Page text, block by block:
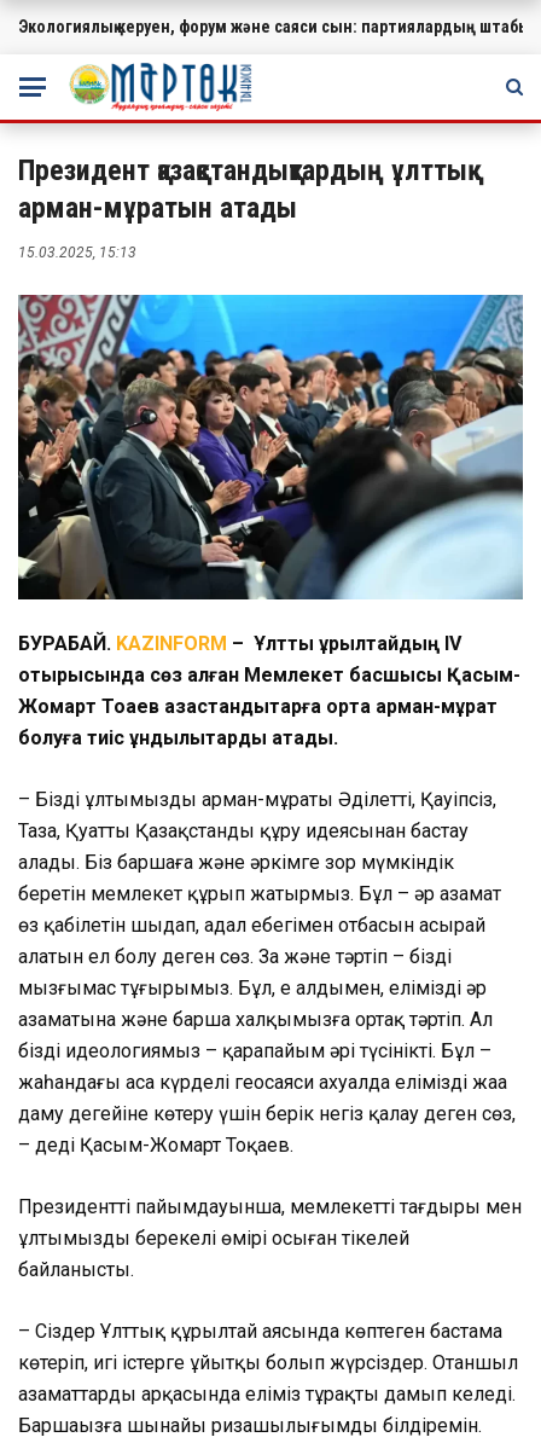
МАҢЫЗДЫ
Экологиялық керуен, форум және саяси сын: партиялардың
Президент қазақстандықтардың ұлттық
арман-мұратын атады
15.03.2025, 15:13
БУРАБАЙ. KAZINFORM – Ұлттық құрылтайдың ІV
отырысында сөз алған Мемлекет басшысы Қасым-
Жомарт Тоқаев қазақстандықтарға ортақ арман-мұрат
болуға тиіс құндылықтарды атады.
– Біздің ұлтымыздың арман-мұраты Әділетті, Қауіпсіз,
Таза, Қуатты Қазақстанды құру идеясынан бастау
алады. Біз баршаға және әркімге зор мүмкіндік
беретін мемлекет құрып жатырмыз. Бұл – әр азамат
өз қабілетін шыңдап, адал еңбегімен отбасын асырай
алатын ел болу деген сөз. Заң және тәртіп – біздің
мызғымас тұғырымыз. Бұл, ең алдымен, еліміздің әр
азаматына және барша халқымызға ортақ тәртіп. Ал
біздің идеологиямыз – қарапайым әрі түсінікті. Бұл –
жаһандағы аса күрделі геосаяси ахуалда елімізді жаңа
даму деңгейіне көтеру үшін берік негіз қалау деген сөз,
– деді Қасым-Жомарт Тоқаев.
Президенттің пайымдауынша, мемлекеттің тағдыры мен
ұлтымыздың берекелі өмірі осыған тікелей
байланысты.
– Сіздер Ұлттық құрылтай аясында көптеген бастама
көтеріп, игі істерге ұйытқы болып жүрсіздер. Отаншыл
азаматтардың арқасында еліміз тұрақты дамып келеді.
Баршаңызға шынайы ризашылығымды білдіремін.